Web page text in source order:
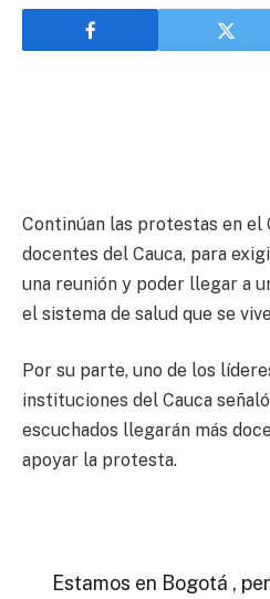
Continúan las protestas en el
docentes del Cauca, para
una reunión y poder llegar a
el sistema de salud que se
Por su parte, uno de los
instituciones del Cauca
escuchados llegarán más
apoyar la protesta.
Estamos en Bogotá ,